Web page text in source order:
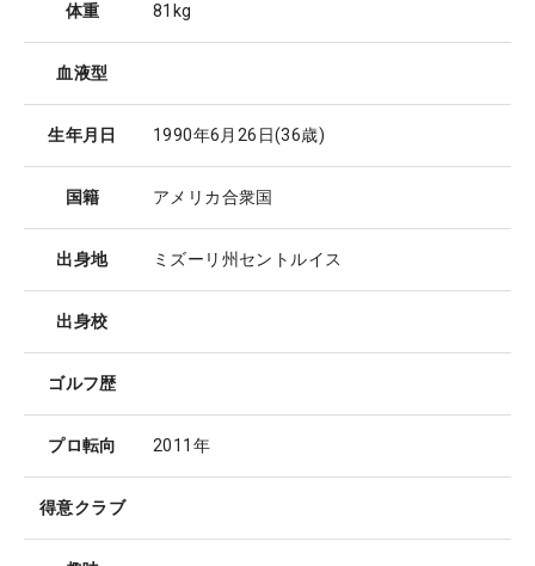
体重 81kg
血液型
生年月日 1990年6月26日(36歳)
国籍 アメリカ合衆国
出身地 ミズーリ州セントルイス
出身校
ゴルフ歴
プロ転向 2011年
得意クラブ